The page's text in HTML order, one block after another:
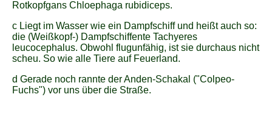
Rotkopfgans Chloephaga rubidiceps.
c Liegt im Wasser wie ein Dampfschiff und heißt auch so:
die (Weißkopf-) Dampfschiffente Tachyeres
leucocephalus. Obwohl flugunfähig, ist sie durchaus nicht
scheu. So wie alle Tiere auf Feuerland.
d Gerade noch rannte der Anden-Schakal ("Colpeo-
Fuchs") vor uns über die Straße.